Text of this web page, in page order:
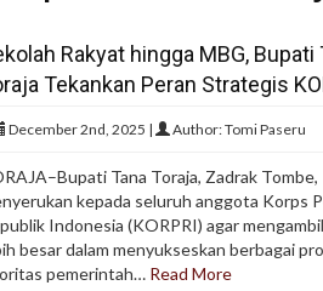
Rakyat hingga MBG, Bupati
Tekankan Peran Strategis
December 2nd, 2025 | Author: Tomi Paseru
Tana Toraja, Zadrak Tombe,
kepada seluruh anggota Korps
Indonesia (KORPRI) agar
besar dalam menyukseskan berbagai
pemerintah… Read More